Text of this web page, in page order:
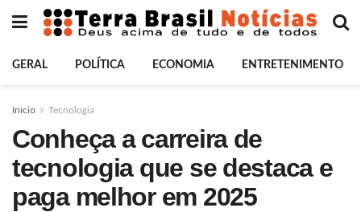
GERAL POLÍTICA ECONOMIA ENTRETENIMENTO
Início Tecnologia
Conheça a carreira de
tecnologia que se destaca e
paga melhor em 2025